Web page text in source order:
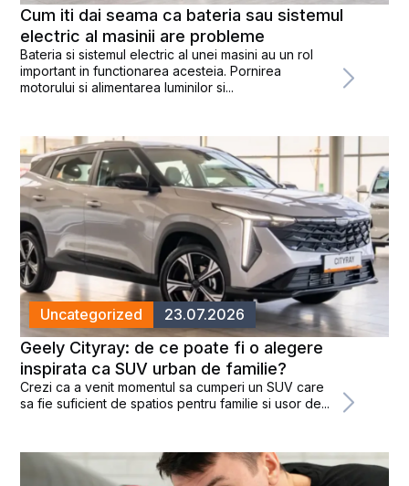
Cum iti dai seama ca bateria sau sistemul
electric al masinii are probleme
Bateria si sistemul electric al unei masini au un rol
important in functionarea acesteia. Pornirea
motorului si alimentarea luminilor si...
Uncategorized 23.07.2026
Geely Cityray: de ce poate fi o alegere
inspirata ca SUV urban de familie?
Crezi ca a venit momentul sa cumperi un SUV care
sa fie suficient de spatios pentru familie si usor de...